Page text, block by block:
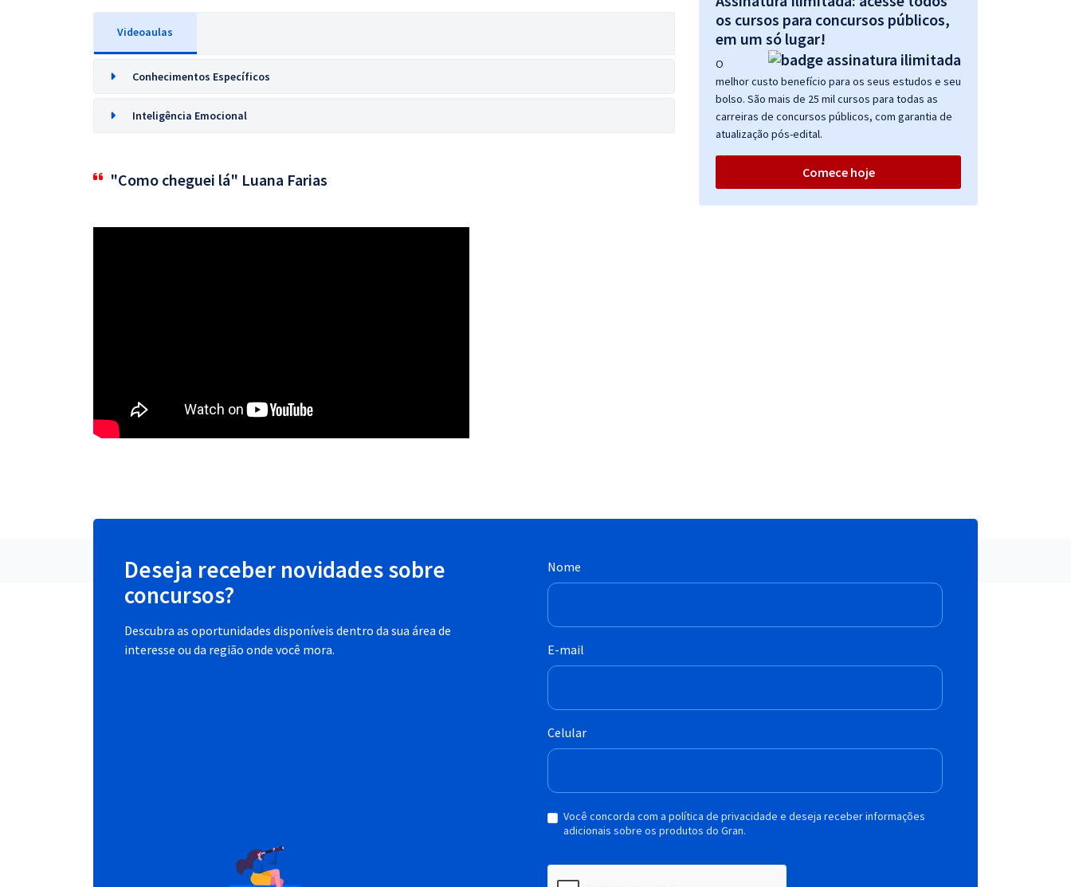
Videoaulas
Conhecimentos Específicos
Inteligência Emocional
"Como cheguei lá" Luana Farias
os cursos para concursos públicos,
em um só lugar!
O
melhor custo benefício para os seus estudos e seu
bolso. São mais de 25 mil cursos para todas as
carreiras de concursos públicos, com garantia de
atualização pós-edital.
Comece hoje
Deseja receber novidades sobre
concursos?
Descubra as oportunidades disponíveis dentro da sua área de
interesse ou da região onde você mora.
Nome
E-mail
Celular
Você concorda com a política de privacidade e deseja receber informações
adicionais sobre os produtos do Gran.